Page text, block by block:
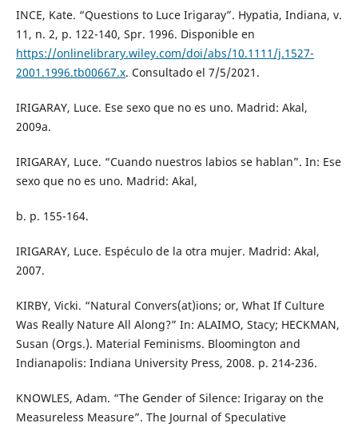
INCE, Kate. “Questions to Luce Irigaray”. Hypatia, Indiana, v.
11, n. 2, p. 122-140, Spr. 1996. Disponible en
https://onlinelibrary.wiley.com/doi/abs/10.1111/j.1527-
2001.1996.tb00667.x. Consultado el 7/5/2021.
IRIGARAY, Luce. Ese sexo que no es uno. Madrid: Akal,
2009a.
IRIGARAY, Luce. “Cuando nuestros labios se hablan”. In: Ese
sexo que no es uno. Madrid: Akal,
b. p. 155-164.
IRIGARAY, Luce. Espéculo de la otra mujer. Madrid: Akal,
2007.
KIRBY, Vicki. “Natural Convers(at)ions; or, What If Culture
Was Really Nature All Along?” In: ALAIMO, Stacy; HECKMAN,
Susan (Orgs.). Material Feminisms. Bloomington and
Indianapolis: Indiana University Press, 2008. p. 214-236.
KNOWLES, Adam. “The Gender of Silence: Irigaray on the
Measureless Measure”. The Journal of Speculative